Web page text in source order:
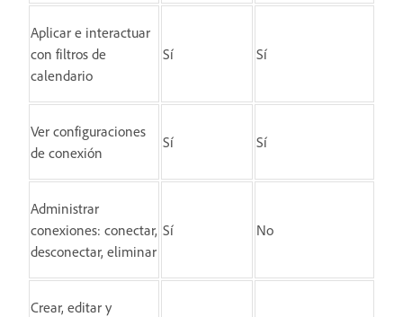
Aplicar e interactuar
con filtros de
calendario
Sí Sí
Ver configuraciones
de conexión
Sí Sí
Administrar
conexiones: conectar,
desconectar, eliminar
Sí No
Crear, editar y